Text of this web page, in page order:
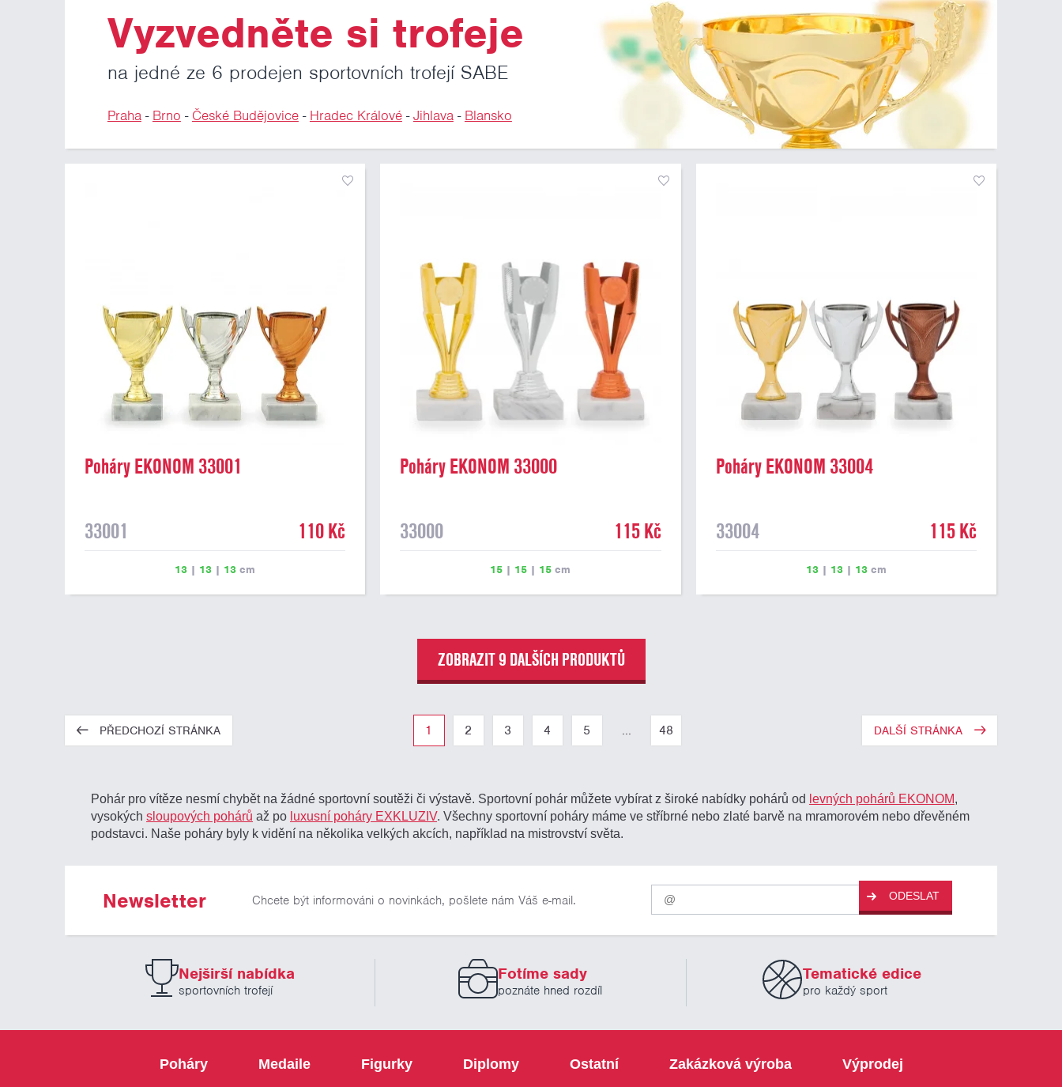
Vyzvedněte si trofeje
na jedné ze 6 prodejen sportovních trofejí SABE
Praha- Brno - České Budějovice- Hradec Králové-Jihlava- Blansko
Poháry EKONOM 33001
33001 110 Kč
13| 13| 13cm
Poháry EKONOM 33000
33000 115 Kč
15 | 15 | 15 cm
Poháry EKONOM 33004
33004 115 Kč
13| 13| 13cm
ZOBRAZIT 9 DALŠÍCH PRODUKTŮ
PŘEDCHOZÍ STRÁNKA 1 2 3 4 5 ... 48 DALŠÍ STRÁNKA
Pohár pro vítěze nesmí chybět na žádné sportovní soutěži či výstavě. Sportovní pohár můžete vybírat z široké nabídky pohárů od levných pohárů EKONOM,
vysokých sloupových pohárů až po luxusní poháry EXKLUZIV. Všechny sportovní poháry máme ve stříbrné nebo zlaté barvě na mramorovém nebo dřevěném
podstavci. Naše poháry byly k vidění na několika velkých akcích, například na mistrovství světa.
Newsletter Chcete být informováni o novinkách, pošlete nám Váš e-mail.
Pro
odběr
našich
novinek
ODESLAT
Nejširší nabídka
sportovních trofejí
Fotíme sady
poznáte hned rozdíl
Tematické edice
pro každý sport
Poháry Medaile Figurky Diplomy Ostatní Zakázková výroba Výprodej